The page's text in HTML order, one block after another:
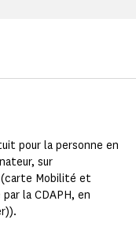
pour la personne en
sur
(carte Mobilité et
la CDAPH, en